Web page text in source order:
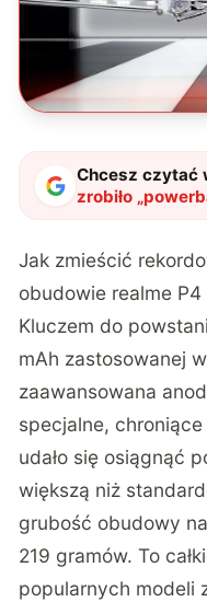
Chcesz czytać
zrobiło
000 mAh w
Jak zmieścić
obudowie realme P4
Kluczem do
mAh zastosowanej
zaawansowana
specjalne,
udało się osiągnąć
większą niż
grubość obudowy
219 gramów. To
popularnych modeli